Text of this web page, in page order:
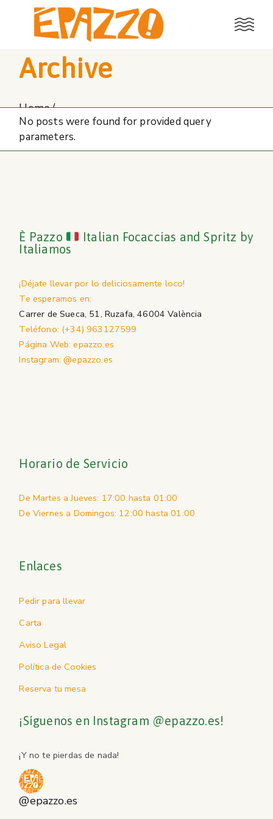
content
Archive
Home
No posts were found for provided query
parameters.
È Pazzo
Italian Focaccias and Spritz by
Italiamos
¡Déjate llevar por lo deliciosamente loco!
Te esperamos en:
Carrer de Sueca, 51, Ruzafa, 46004 València
Teléfono: (+34) 963127599
Página Web: epazzo.es
Instagram: @epazzo.es
Horario de Servicio
De Martes a Jueves: 17:00 hasta 01:00
De Viernes a Domingos: 12:00 hasta 01:00
Enlaces
Pedir para llevar
Carta
Aviso Legal
Política de Cookies
Reserva tu mesa
¡Síguenos en Instagram @epazzo.es!
¡Y no te pierdas de nada!
@epazzo.es